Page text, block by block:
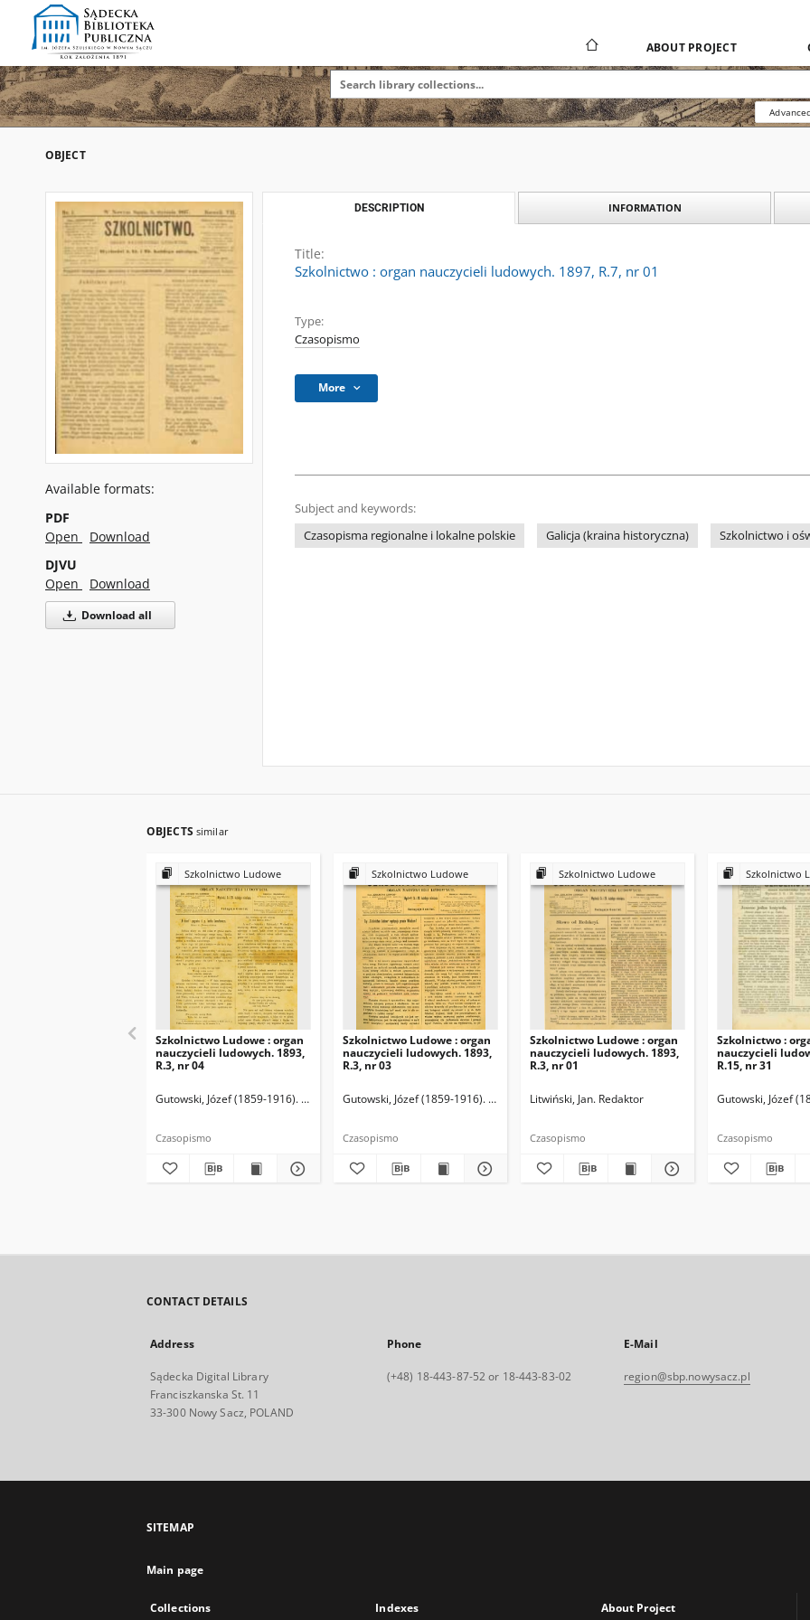
ABOUT PROJECT
OBJECT
Available formats:
PDF
Open
Download
DJVU
Open
Download
Download all
DESCRIPTION INFORMATION
Title:
Szkolnictwo : organ nauczycieli ludowych. 1897, R.7, nr 01
Type:
Czasopismo
More
Subject and keywords:
Czasopisma regionalne i lokalne polskie
Galicja (kraina historyczna) Szkolnictwo i
OBJECTS similar
Szkolnictwo Ludowe
Szkolnictwo Ludowe : organ
nauczycieli ludowych. 1893,
R.3, nr 04
Gutowski, Józef (1859-1916). Redaktor
Czasopismo
Szkolnictwo Ludowe
Szkolnictwo Ludowe : organ
nauczycieli ludowych. 1893,
R.3, nr 03
Gutowski, Józef (1859-1916). Redaktor
Czasopismo
Szkolnictwo Ludowe
Szkolnictwo Ludowe : organ
nauczycieli ludowych. 1893,
R.3, nr 01
Litwiński, Jan. Redaktor
Czasopismo
Szkolnictwo
Szkolnictwo :
nauczycieli
R.15, nr 31
Gutowski, Józef
Czasopismo
CONTACT DETAILS
Address
Sądecka Digital Library
Franciszkanska St. 11
33-300 Nowy Sacz, POLAND
Phone
(+48) 18-443-87-52 or 18-443-83-02
E-Mail
region@sbp.nowysacz.pl
SITEMAP
Main page
Collections Indexes About Project